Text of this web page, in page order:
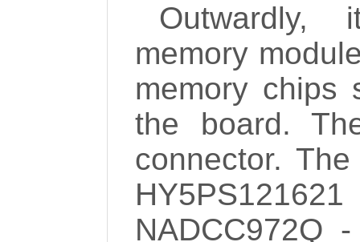
memory
memory chips
the board.
connector.
NADCC972Q